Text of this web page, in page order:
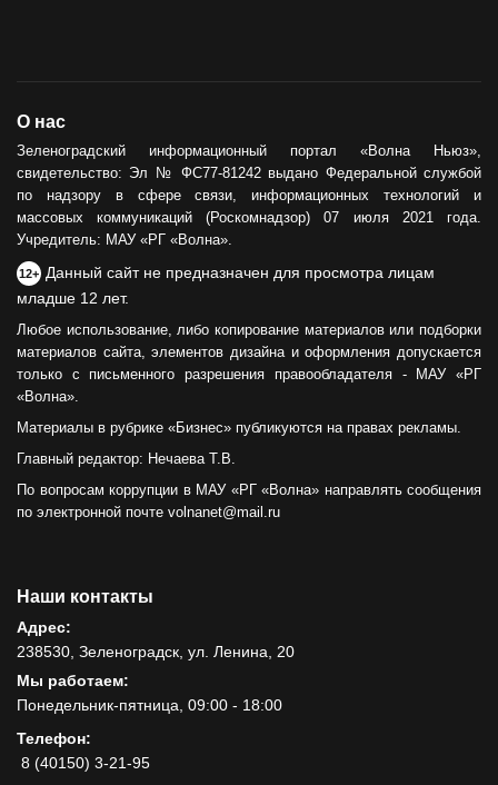
О нас
Зеленоградский информационный портал «Волна Ньюз»,
свидетельство: Эл № ФС77-81242 выдано Федеральной службой
по надзору в сфере связи, информационных технологий и
массовых коммуникаций (Роскомнадзор) 07 июля 2021 года.
Учредитель: МАУ «РГ «Волна».
12+ Данный сайт не предназначен для просмотра лицам
младше 12 лет.
Любое использование, либо копирование материалов или подборки
материалов сайта, элементов дизайна и оформления допускается
только с письменного разрешения правообладателя - МАУ «РГ
«Волна».
Материалы в рубрике «Бизнес» публикуются на правах рекламы.
Главный редактор: Нечаева Т.В.
По вопросам коррупции в МАУ «РГ «Волна» направлять сообщения
по электронной почте volnanet@mail.ru
Наши контакты
Адрес:
238530, Зеленоградск, ул. Ленина, 20
Мы работаем:
Понедельник-пятница, 09:00 - 18:00
Телефон:
8 (40150) 3-21-95